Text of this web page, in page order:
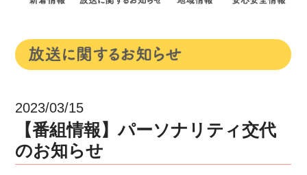
2023/03/15
【番組情報】パーソナリティ交代
のお知らせ